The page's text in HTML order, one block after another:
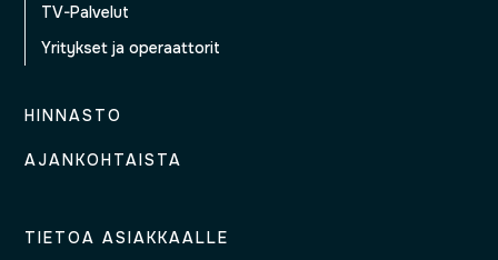
TV-Palvelut
Yritykset ja operaattorit
HINNASTO
AJANKOHTAISTA
TIETOA ASIAKKAALLE